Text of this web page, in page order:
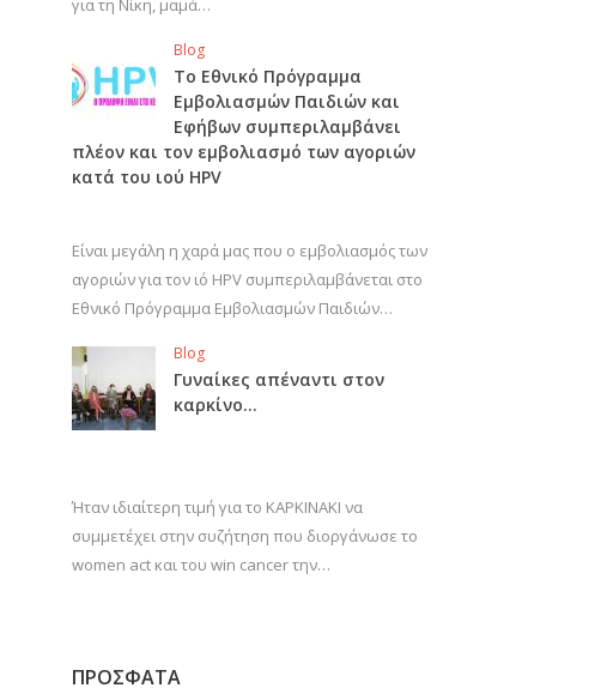
για τη Νίκη, μαμά…
Blog
Το Εθνικό Πρόγραμμα
Εμβολιασμών Παιδιών και
Εφήβων συμπεριλαμβάνει
πλέον και τον εμβολιασμό των αγοριών
κατά του ιού HPV
Είναι μεγάλη η χαρά μας που ο εμβολιασμός των
αγοριών για τον ιό HPV συμπεριλαμβάνεται στο
Εθνικό Πρόγραμμα Εμβολιασμών Παιδιών…
Blog
Γυναίκες απέναντι στον
καρκίνο…
Ήταν ιδιαίτερη τιμή για το ΚΑΡΚΙΝΑΚΙ να
συμμετέχει στην συζήτηση που διοργάνωσε το
women act και του win cancer την…
ΠΡΟΣΦΑΤΑ